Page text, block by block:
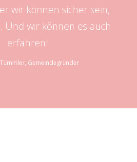
wir können sicher sein,
Und wir können es auch
erfahren!
Gemeindegründer